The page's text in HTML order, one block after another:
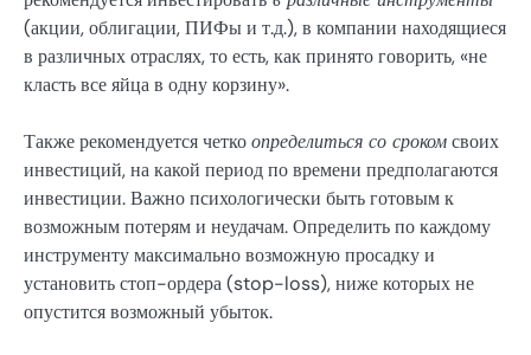
(акции, облигации, ПИФы и т.д.), в компании находящиеся
в различных отраслях, то есть, как принято говорить, «не
класть все яйца в одну корзину».
Также рекомендуется четкоопределиться со срокомсвоих
инвестиций, на какой период по времени предполагаются
инвестиции. Важно психологически быть готовым к
возможным потерям и неудачам. Определить по каждому
инструменту максимально возможную просадку и
установить стоп-ордера (stop-loss), ниже которых не
опустится возможный убыток.